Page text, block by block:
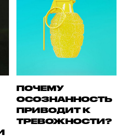
ПОЧЕМУ
ОСОЗНАННОСТЬ
ПРИВОДИТ К
ТРЕВОЖНОСТИ?